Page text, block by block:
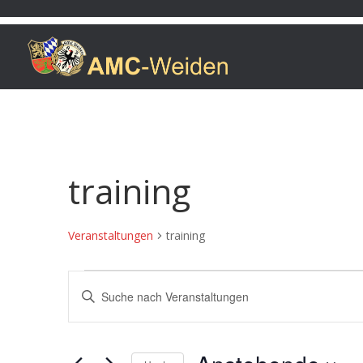
training
Veranstaltungen training
Veranstaltungen
Veranstaltungen
Suche
und
Bitte
Schlüsselwort
eingeben.